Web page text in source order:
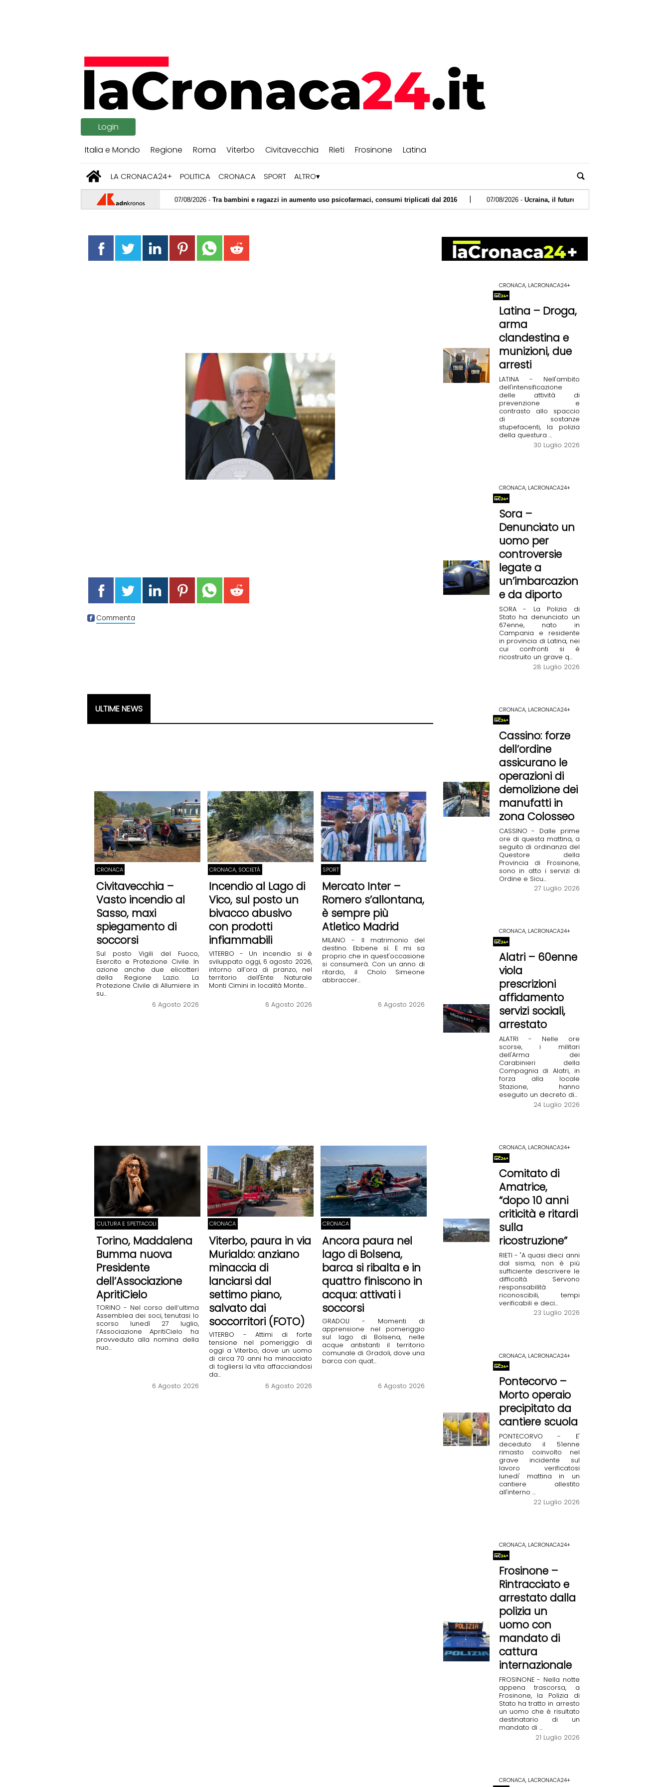
Login
Italia e Mondo
Regione Roma Viterbo Civitavecchia Rieti Frosinone Latina
LA CRONACA24+ POLITICA CRONACA SPORT ALTRO
Tra bambini e ragazzi in aumento uso psicofarmaci, consumi triplicati dal 2016| 07/08/2026 - Ucraina, il futuro del conflitto passa dalla battaglia dei
Commenta
ULTIME NEWS
CRONACA
Civitavecchia –
Vasto incendio al
Sasso, maxi
spiegamento di
soccorsi
Sul posto Vigili del Fuoco,
Esercito e Protezione Civile. ​In
azione anche due elicotteri
della Regione Lazio. La
Protezione Civile di Allumiere in
su...
6 Agosto 2026
CRONACA, SOCIETÀ
Incendio al Lago di
Vico, sul posto un
bivacco abusivo
con prodotti
infiammabili
VITERBO - Un incendio si è
sviluppato oggi, 6 agosto 2026,
intorno all’ora di pranzo, nel
territorio dell'Ente Naturale
Monti Cimini in località Monte...
6 Agosto 2026
SPORT
Mercato Inter –
Romero s’allontana,
è sempre più
Atletico Madrid
MILANO - Il matrimonio del
destino. Ebbene sì. E mi sa
proprio che in quest'occasione
si consumerà. Con un anno di
ritardo, il Cholo Simeone
abbraccer...
6 Agosto 2026
CULTURA E SPETTACOLI
Torino, Maddalena
Bumma nuova
Presidente
dell’Associazione
ApritiCielo
TORINO - Nel corso dell’ultima
Assemblea dei soci, tenutasi lo
scorso lunedì 27 luglio,
l’Associazione ApritiCielo ha
provveduto alla nomina della
nuo...
6 Agosto 2026
CRONACA
Viterbo, paura in via
Murialdo: anziano
minaccia di
lanciarsi dal
settimo piano,
salvato dai
soccorritori (FOTO)
VITERBO - Attimi di forte
tensione nel pomeriggio di
oggi a Viterbo, dove un uomo
di circa 70 anni ha minacciato
di togliersi la vita affacciandosi
da...
6 Agosto 2026
CRONACA
Ancora paura nel
lago di Bolsena,
barca si ribalta e in
quattro finiscono in
acqua: attivati i
soccorsi
GRADOLI - Momenti di
apprensione nel pomeriggio
sul lago di Bolsena, nelle
acque antistanti il territorio
comunale di Gradoli, dove una
barca con quat...
6 Agosto 2026
CRONACA, LACRONACA24+
Latina – Droga,
arma
clandestina e
munizioni, due
arresti
LATINA - Nell'ambito
dell'intensificazione
delle attività di
prevenzione e
contrasto allo spaccio
di sostanze
stupefacenti, la polizia
della questura ...
30 Luglio 2026
CRONACA, LACRONACA24+
Sora –
Denunciato un
uomo per
controversie
legate a
un’imbarcazion
e da diporto
SORA - La Polizia di
Stato ha denunciato un
67enne, nato in
Campania e residente
in provincia di Latina, nei
cui confronti si è
ricostruito un grave q...
28 Luglio 2026
CRONACA, LACRONACA24+
Cassino: forze
dell’ordine
assicurano le
operazioni di
demolizione dei
manufatti in
zona Colosseo
CASSINO - Dalle prime
ore di questa mattina, a
seguito di ordinanza del
Questore della
Provincia di Frosinone,
sono in atto i servizi di
Ordine e Sicu...
27 Luglio 2026
CRONACA, LACRONACA24+
Alatri – 60enne
viola
prescrizioni
affidamento
servizi sociali,
arrestato
ALATRI - Nelle ore
scorse, i militari
dell'Arma dei
Carabinieri della
Compagnia di Alatri, in
forza alla locale
Stazione, hanno
eseguito un decreto di...
24 Luglio 2026
CRONACA, LACRONACA24+
Comitato di
Amatrice,
“dopo 10 anni
criticità e ritardi
sulla
ricostruzione”
RIETI - "A quasi dieci anni
dal sisma, non è più
sufficiente descrivere le
difficoltà. Servono
responsabilità
riconoscibili, tempi
verificabili e deci...
23 Luglio 2026
CRONACA, LACRONACA24+
Pontecorvo –
Morto operaio
precipitato da
cantiere scuola
PONTECORVO - E'
deceduto il 51enne
rimasto coinvolto nel
grave incidente sul
lavoro verificatosi
lunedi' mattina in un
cantiere allestito
all'interno ...
22 Luglio 2026
CRONACA, LACRONACA24+
Frosinone –
Rintracciato e
arrestato dalla
polizia un
uomo con
mandato di
cattura
internazionale
FROSINONE - Nella notte
appena trascorsa, a
Frosinone, la Polizia di
Stato ha tratto in arresto
un uomo che è risultato
destinatario di un
mandato di ...
21 Luglio 2026
CRONACA, LACRONACA24+